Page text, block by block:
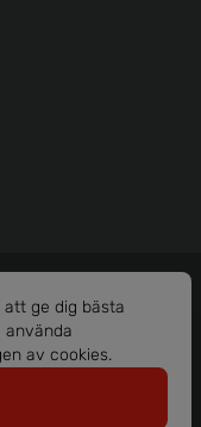
ge dig bästa
använda
av cookies.